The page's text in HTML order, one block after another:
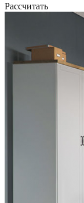
Рассчитать